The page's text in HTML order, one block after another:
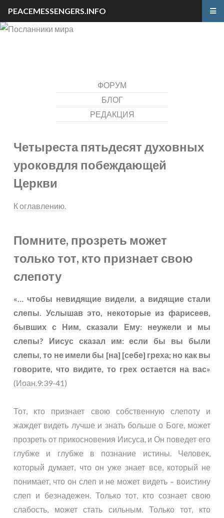
ФОРУМ
БЛОГ
РЕДАКЦИЯ
Четыреста пятьдесят духовных
уроковдля побеждающей
Церкви
К оглавлению.
Помните, прозреть может
только тот, кто признает свою
слепоту
«… чтобы невидящие видели, а видящие стали
слепы. Услышав это, некоторые из фарисеев,
бывших с Ним, сказали Ему: неужели и мы
слепы? Иисус сказал им: если бы вы были
слепы, то не имели бы [на] [себе] греха; но как вы
говорите, что видите, то грех остается на вас»
(Иоан.9:39-41 )
Тот, кто признает свою собственную слепоту и
жаждет видеть лучше и знать больше о Боге, может
прозреть от прикосновения Иисуса, и Он поведет его
глубже и глубже в познание истины. Человек,
который думает, что он уже знает все, который не
понимает, что он слеп и не может видеть – воистину
слеп и безнадежен. Только тот, кто сознает свою
слабость, может стать сильным. Только тот, кто
PEACEMESSENGERS.INFO